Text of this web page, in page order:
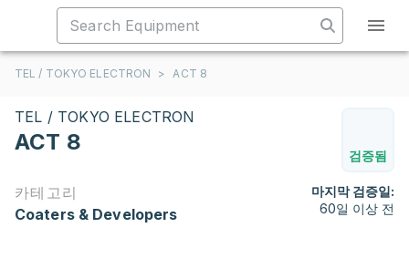
TEL / TOKYO ELECTRON > ACT 8
TEL / TOKYO ELECTRON
ACT 8
검증됨
카테고리
Coaters & Developers
마지막 검증일:
60일 이상 전